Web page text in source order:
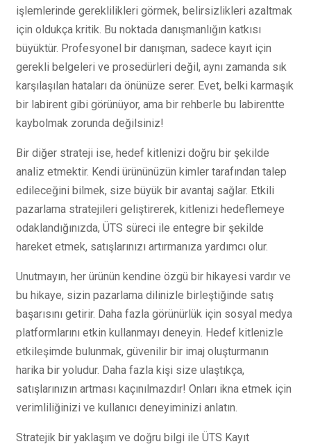
işlemlerinde gereklilikleri görmek, belirsizlikleri azaltmak
için oldukça kritik. Bu noktada danışmanlığın katkısı
büyüktür. Profesyonel bir danışman, sadece kayıt için
gerekli belgeleri ve prosedürleri değil, aynı zamanda sık
karşılaşılan hataları da önünüze serer. Evet, belki karmaşık
bir labirent gibi görünüyor, ama bir rehberle bu labirentte
kaybolmak zorunda değilsiniz!
Bir diğer strateji ise, hedef kitlenizi doğru bir şekilde
analiz etmektir. Kendi ürününüzün kimler tarafından talep
edileceğini bilmek, size büyük bir avantaj sağlar. Etkili
pazarlama stratejileri geliştirerek, kitlenizi hedeflemeye
odaklandığınızda, ÜTS süreci ile entegre bir şekilde
hareket etmek, satışlarınızı artırmanıza yardımcı olur.
Unutmayın, her ürünün kendine özgü bir hikayesi vardır ve
bu hikaye, sizin pazarlama dilinizle birleştiğinde satış
başarısını getirir. Daha fazla görünürlük için sosyal medya
platformlarını etkin kullanmayı deneyin. Hedef kitlenizle
etkileşimde bulunmak, güvenilir bir imaj oluşturmanın
harika bir yoludur. Daha fazla kişi size ulaştıkça,
satışlarınızın artması kaçınılmazdır! Onları ikna etmek için
verimliliğinizi ve kullanıcı deneyiminizi anlatın.
Stratejik bir yaklaşım ve doğru bilgi ile ÜTS Kayıt